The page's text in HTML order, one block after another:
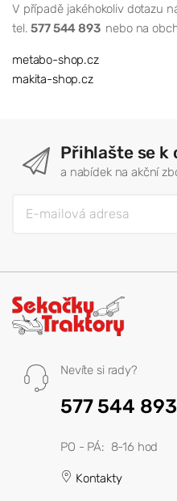
V případě jakéhokoliv dotazu
tel.577 544 893 nebo na
metabo-shop.cz
makita-shop.cz
Přihlašte se k
a nabídek na akční
Nevíte si rady?
577 544 893
PO - PÁ: 8-16 hod
Kontakty